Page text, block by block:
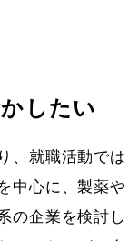
したい
、就職活動では
中心に、製薬や
の企業を検討し